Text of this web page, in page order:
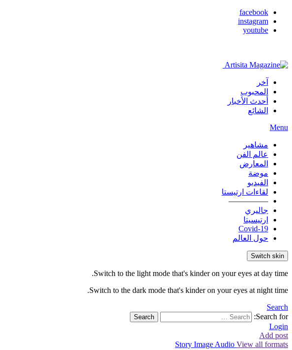
facebook
instagram
youtube
آخر
المحبوب
أحدث الأخبار
الشائع
Menu
مشاهير
عالم الفن
المعارض
موضة
الفيديو
لقاءات ارتيستا
—————
جاليري
ارتيسيتا
Covid-19
حول العالم
Switch skin
Switch to the light mode that's kinder on your eyes at day time.
Switch to the dark mode that's kinder on your eyes at night time.
Search
Search for:
Search
Login
Add post
Story Image Audio View all formats